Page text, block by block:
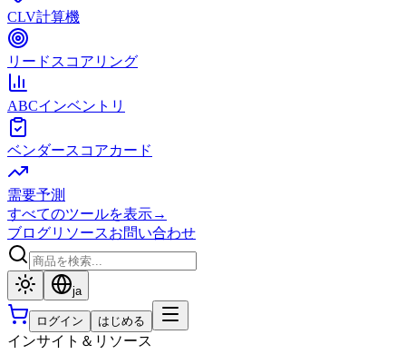
CLV計算機
リードスコアリング
ABCインベントリ
ベンダースコアカード
需要予測
すべてのツールを表示→
ブログリソースお問い合わせ
ja
ログイン はじめる
インサイト＆リソース